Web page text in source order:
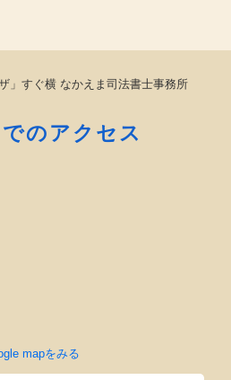
」すぐ横 なかえま司法書士事務所
のアクセス
mapをみる